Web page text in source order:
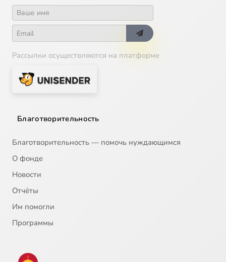
Рассылки осуществляются на платформе
Благотворительность
Благотворительность — помочь нуждающимся
О фонде
Новости
Отчёты
Им помогли
Программы